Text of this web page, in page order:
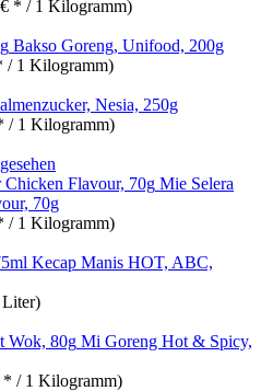
* / 1 Kilogramm)
Bakso Goreng, Unifood, 200g
/ 1 Kilogramm)
Nesia, 250g
/ 1 Kilogramm)
Mie Selera
70g
/ 1 Kilogramm)
Kecap Manis HOT, ABC,
Mi Goreng Hot & Spicy,
* / 1 Kilogramm)